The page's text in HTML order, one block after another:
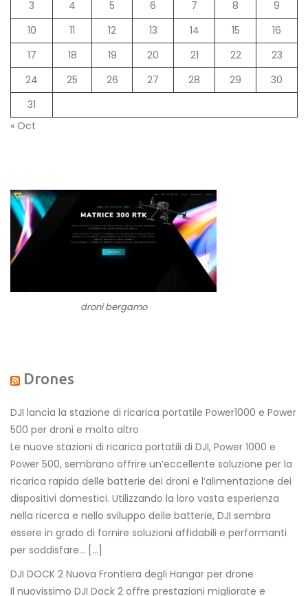
3 4 5 6 7 8
9
10
11 12 13 14 15
16
17
18 19 20 21 22
23
24
25 26 27 28 29
30
31
« Oct
droni bergamo
Drones
DJI lancia la stazione di ricarica portatile Power1000 e Power
500 per droni e molto altro
Le nuove stazioni di ricarica portatili di DJI, Power 1000 e
Power 500, sembrano offrire un’eccellente soluzione per la
ricarica rapida delle batterie dei droni e l’alimentazione dei
dispositivi domestici. Utilizzando la loro vasta esperienza
nella ricerca e nello sviluppo delle batterie, DJI sembra
essere in grado di fornire soluzioni affidabili e performanti
per soddisfare… […]
DJI DOCK 2 Nuova Frontiera degli Hangar per drone
Il nuovissimo DJI Dock 2 offre prestazioni migliorate e